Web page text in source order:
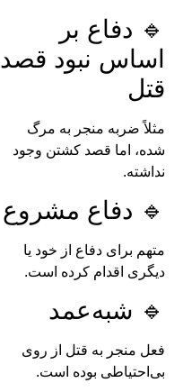
🔹 دفاع بر
اساس نبود قصد
قتل
مثلاً ضربه منجر به مرگ
شده، اما قصد کشتن وجود
نداشته.
🔹 دفاع مشروع
متهم برای دفاع از خود یا
دیگری اقدام کرده است.
🔹 شبه‌عمد
فعل منجر به قتل از روی
بی‌احتیاطی بوده است.